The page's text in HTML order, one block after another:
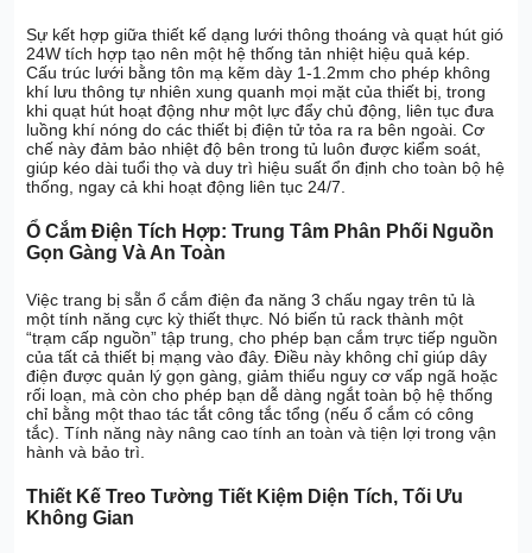
Sự kết hợp giữa thiết kế dạng lưới thông thoáng và quạt hút gió
24W tích hợp tạo nên một hệ thống tản nhiệt hiệu quả kép.
Cấu trúc lưới bằng tôn mạ kẽm dày 1-1.2mm cho phép không
khí lưu thông tự nhiên xung quanh mọi mặt của thiết bị, trong
khi quạt hút hoạt động như một lực đẩy chủ động, liên tục đưa
luồng khí nóng do các thiết bị điện tử tỏa ra ra bên ngoài. Cơ
chế này đảm bảo nhiệt độ bên trong tủ luôn được kiểm soát,
giúp kéo dài tuổi thọ và duy trì hiệu suất ổn định cho toàn bộ hệ
thống, ngay cả khi hoạt động liên tục 24/7.
Ổ Cắm Điện Tích Hợp: Trung Tâm Phân Phối Nguồn
Gọn Gàng Và An Toàn
Việc trang bị sẵn ổ cắm điện đa năng 3 chấu ngay trên tủ là
một tính năng cực kỳ thiết thực. Nó biến tủ rack thành một
“trạm cấp nguồn” tập trung, cho phép bạn cắm trực tiếp nguồn
của tất cả thiết bị mạng vào đây. Điều này không chỉ giúp dây
điện được quản lý gọn gàng, giảm thiểu nguy cơ vấp ngã hoặc
rối loạn, mà còn cho phép bạn dễ dàng ngắt toàn bộ hệ thống
chỉ bằng một thao tác tắt công tắc tổng (nếu ổ cắm có công
tắc). Tính năng này nâng cao tính an toàn và tiện lợi trong vận
hành và bảo trì.
Thiết Kế Treo Tường Tiết Kiệm Diện Tích, Tối Ưu
Không Gian